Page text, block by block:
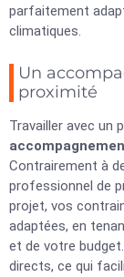
parfaitement
climatiques.
Un
proximité
Travailler avec un
Contrairement à
professionnel de
projet, vos
adaptées, en
et de votre
directs, ce qui